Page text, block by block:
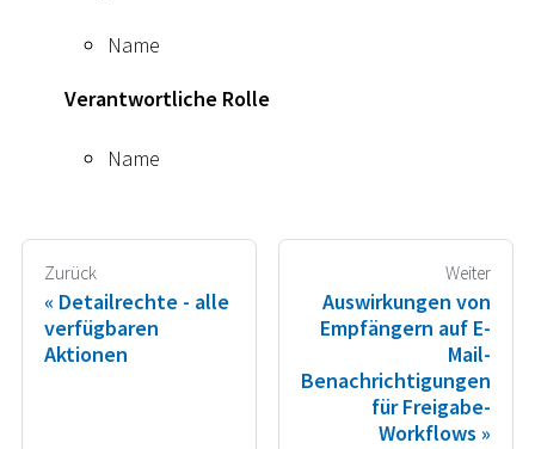
Name
Verantwortliche Rolle
Name
Zurück
Detailrechte - alle
verfügbaren
Aktionen
Weiter
Auswirkungen von
Empfängern auf E-
Mail-
Benachrichtigungen
für Freigabe-
Workflows